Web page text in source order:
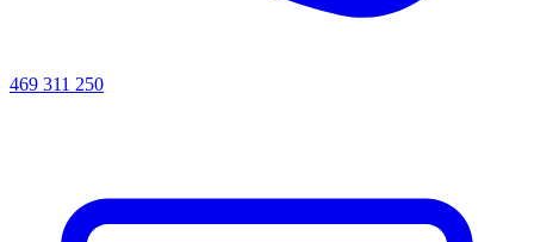
469 311 250